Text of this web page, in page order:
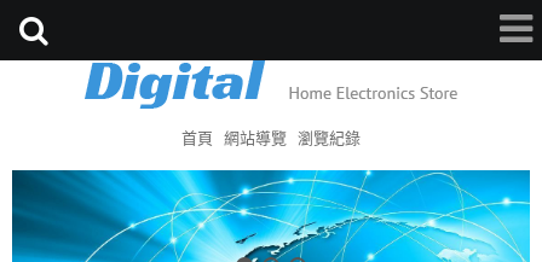
首頁 網站導覽 瀏覽紀錄